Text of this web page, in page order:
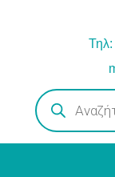
Products
search